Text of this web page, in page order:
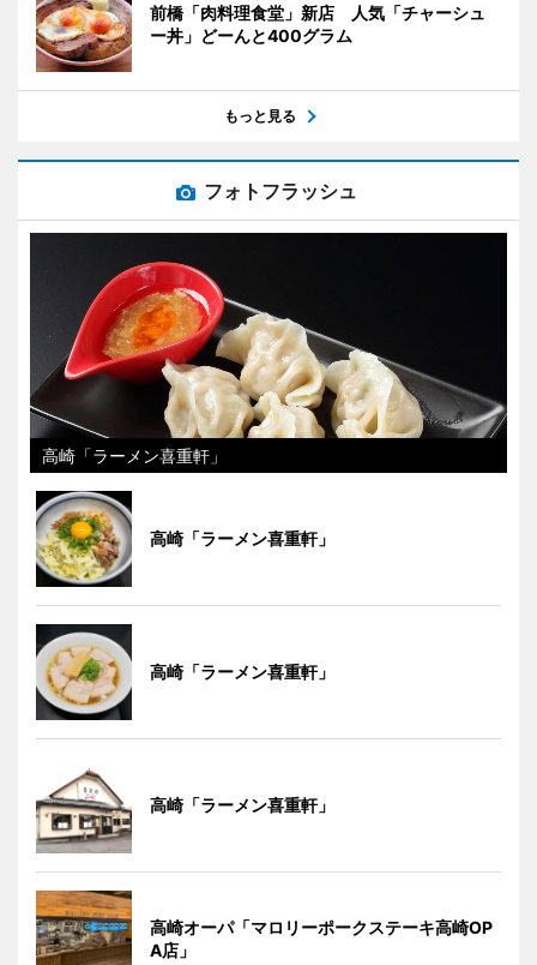
前橋「肉料理食堂」新店 人気「チャーシュ
ー丼」どーんと400グラム
もっと見る
フォトフラッシュ
高崎「ラーメン喜重軒」
高崎「ラーメン喜重軒」
高崎「ラーメン喜重軒」
高崎「ラーメン喜重軒」
高崎オーパ「マロリーポークステーキ高崎OP
A店」